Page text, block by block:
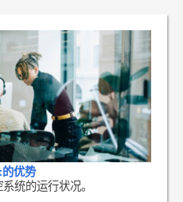
优势
统的运行状况。